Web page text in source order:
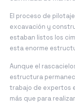
El proceso de
excavación y
estaban listos los
esta enorme
Aunque el
estructura
trabajo de expertos
más que para